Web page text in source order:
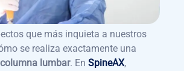
que más inquieta a nuestros
se realiza exactamente una
lumbar. En SpineAX,